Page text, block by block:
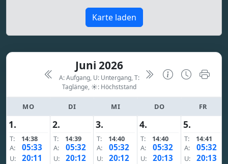
Karte laden
Juni 2026
A: Aufgang, U: Untergang, T:
Taglänge, ☀: Höchststand
MO DI MI DO FR
1.
T:
14:38
A:
05:33
U: 20:11
2.
T:
14:39
A:
05:32
U: 20:12
3.
T:
14:40
A:
05:32
U: 20:12
4.
T:
14:40
A:
05:32
U: 20:13
5.
T:
14:41
A:
05:32
U: 20:13